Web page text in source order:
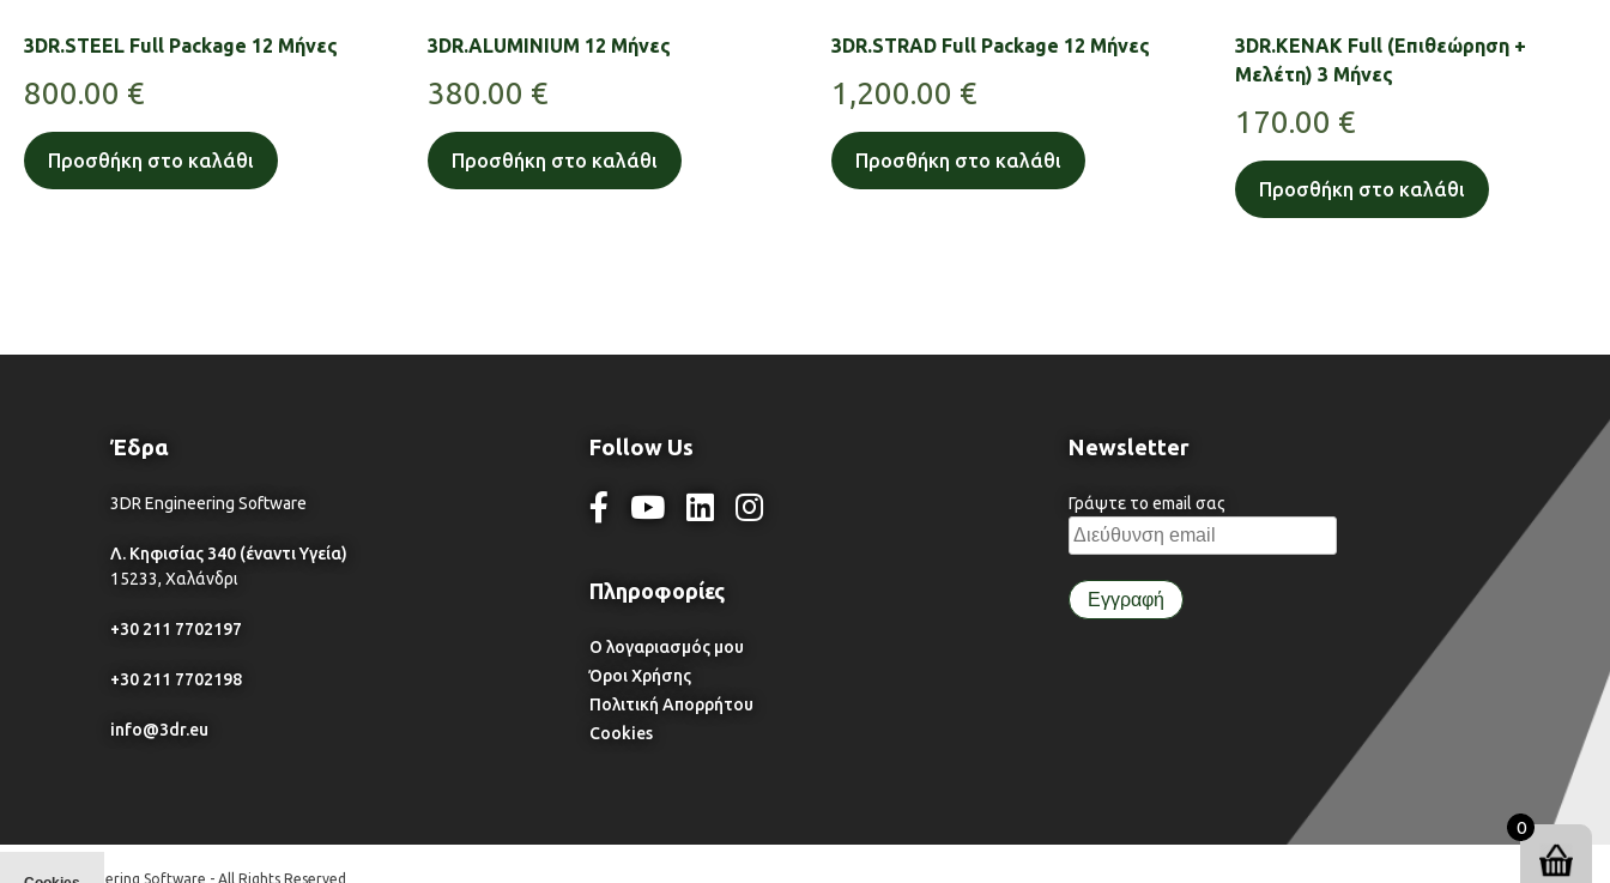
3DR.STEEL Full Package 12 Μήνες
800.00 €
Προσθήκη στο καλάθι
3DR.ALUMINIUM 12 Μήνες
380.00 €
Προσθήκη στο καλάθι
3DR.STRAD Full Package 12 Μήνες
1,200.00 €
Προσθήκη στο καλάθι
3DR.KENAK Full (Επιθεώρηση +
Μελέτη) 3 Μήνες
170.00 €
Προσθήκη στο καλάθι
Έδρα
3DR Engineering Software
Λ. Κηφισίας 340 (έναντι Υγεία)
15233, Χαλάνδρι
+30 211 7702197
+30 211 7702198
info@3dr.eu
Follow Us
Ο λογαριασμός μου
Όροι Χρήσης
Πολιτική Απορρήτου
Cookies
Newsletter
Γράψτε το email σας
© 3DR Engineering Software - All Rights Reserved
0